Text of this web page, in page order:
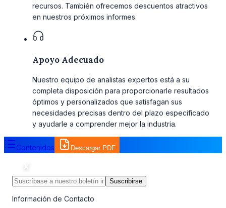
recursos. También ofrecemos descuentos atractivos
en nuestros próximos informes.
Apoyo Adecuado
Nuestro equipo de analistas expertos está a su
completa disposición para proporcionarle resultados
óptimos y personalizados que satisfagan sus
necesidades precisas dentro del plazo especificado
y ayudarle a comprender mejor la industria.
Contenidos Descargar PDF
Suscribirse
Información de Contacto